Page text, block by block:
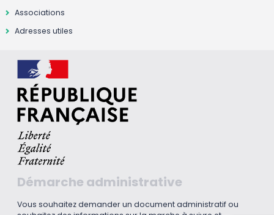
Associations
Adresses utiles
Démarche administrative
Vous souhaitez demander un document administratif ou